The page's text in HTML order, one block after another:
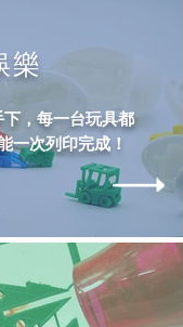
樂
，每一台玩具都
一次列印完成！